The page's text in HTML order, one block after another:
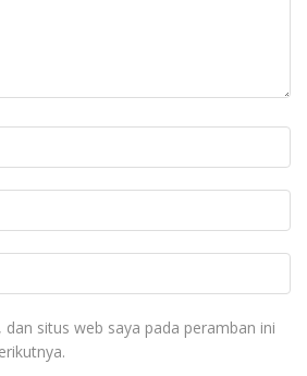
situs web saya pada peramban ini